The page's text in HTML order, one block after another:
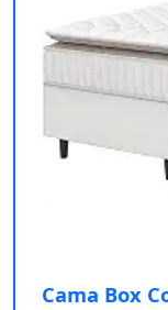
Cama Box